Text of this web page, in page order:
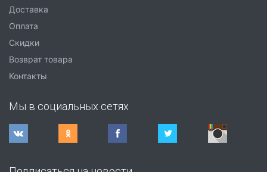
Доставка
Оплата
Скидки
Возврат товара
Контакты
Мы в социальных сетях